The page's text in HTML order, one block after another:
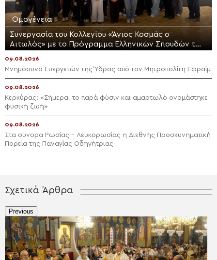
Ομογένεια
Συνεργασία του Κολλεγίου «Άγιος Κοσμάς ο
Αιτωλός» με το Πρόγραμμα Ελληνικών Σπουδών του
09.08.2026
Μνημόσυνο Ευεργετών της Ύδρας από τον Μητροπολίτη Εφραίμ
09.08.2026
Κερκύρας: «Σήμερα, το παρά φύσιν και αμαρτωλό ονομάστηκε
φυσική ζωή»
09.08.2026
Στα σύνορα Ρωσίας – Λευκορωσίας η Διεθνής Προσκυνηματική
Πορεία της Παναγίας Οδηγήτριας
Σχετικά Άρθρα
Previous